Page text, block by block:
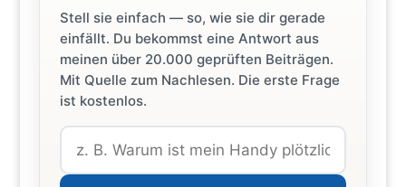
Stell sie einfach — so, wie sie dir gerade
einfällt. Du bekommst eine Antwort aus
meinen über 20.000 geprüften Beiträgen.
Mit Quelle zum Nachlesen. Die erste Frage
ist kostenlos.